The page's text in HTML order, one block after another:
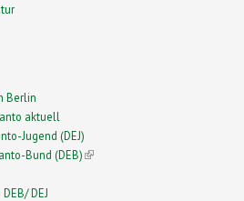
Berlin
aktuell
Jugend (DEJ)
Bund (DEB)(link is external)
DEJ